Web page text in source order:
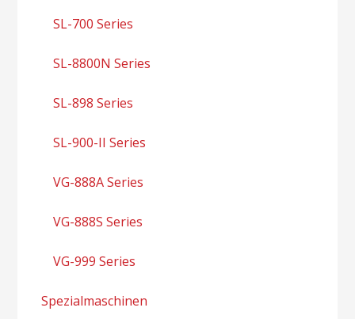
SL-700 Series
SL-8800N Series
SL-898 Series
SL-900-II Series
VG-888A Series
VG-888S Series
VG-999 Series
Spezialmaschinen